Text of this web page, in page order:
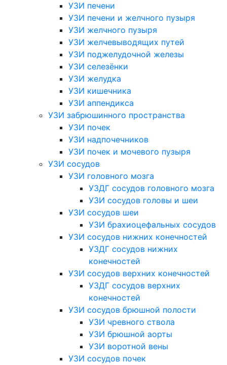
УЗИ печени
УЗИ печени и желчного пузыря
УЗИ желчного пузыря
УЗИ желчевыводящих путей
УЗИ поджелудочной железы
УЗИ селезёнки
УЗИ желудка
УЗИ кишечника
УЗИ аппендикса
УЗИ забрюшинного пространства
УЗИ почек
УЗИ надпочечников
УЗИ почек и мочевого пузыря
УЗИ сосудов
УЗИ головного мозга
УЗДГ сосудов головного мозга
УЗИ сосудов головы и шеи
УЗИ сосудов шеи
УЗИ брахиоцефальных сосудов
УЗИ сосудов нижних конечностей
УЗДГ сосудов нижних
конечностей
УЗИ сосудов верхних конечностей
УЗДГ сосудов верхних
конечностей
УЗИ сосудов брюшной полости
УЗИ чревного ствола
УЗИ брюшной аорты
УЗИ воротной вены
УЗИ сосудов почек